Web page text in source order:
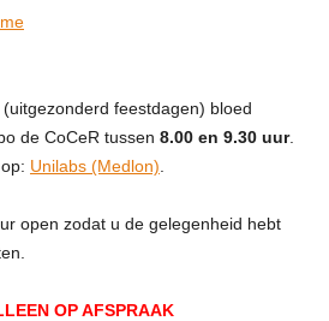
feestdagen) bloed
de CoCeR tussen 8.00 en 9.30 uur.
Unilabs (Medlon)
open zodat u de gelegenheid hebt
OP AFSPRAAK